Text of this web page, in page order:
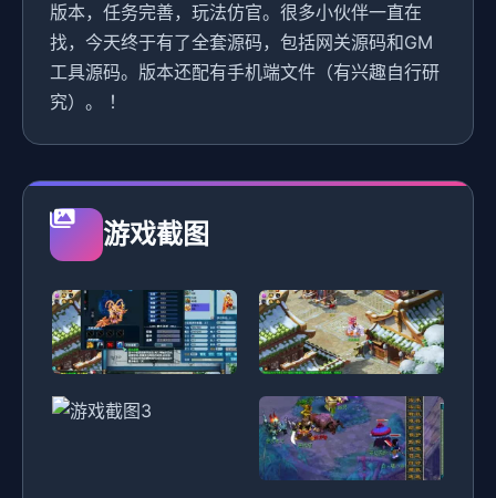
版本，任务完善，玩法仿官。很多小伙伴一直在
找，今天终于有了全套源码，包括网关源码和GM
工具源码。版本还配有手机端文件（有兴趣自行研
究）。 ！
游戏截图